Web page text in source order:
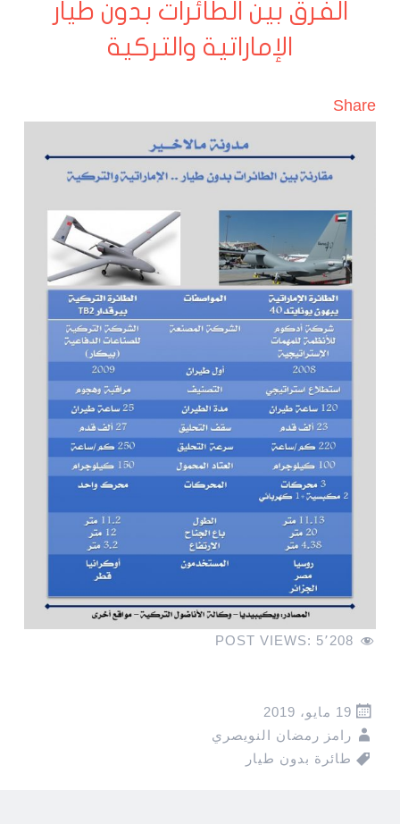
الفرق بين الطائرات بدون طيار
الإماراتية والتركية
Share
POST VIEWS: 5٬208
19 مايو، 2019
رامز رمضان النويصري
طائرة بدون طيار